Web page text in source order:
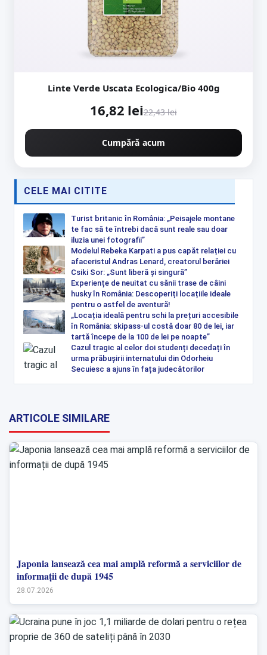
Linte Verde Uscata Ecologica/Bio 400g
16,82 lei22,43 lei
Cumpără acum
CELE MAI CITITE
Turist britanic în România: „Peisajele montane
te fac să te întrebi dacă sunt reale sau doar
iluzia unei fotografii”
Modelul Rebeka Karpati a pus capăt relației cu
afaceristul Andras Lenard, creatorul berăriei
Csiki Sor: „Sunt liberă și singură”
Experiențe de neuitat cu sănii trase de câini
husky în România: Descoperiți locațiile ideale
pentru o astfel de aventură!
„Locația ideală pentru schi la prețuri accesibile
în România: skipass-ul costă doar 80 de lei, iar
tartă începe de la 100 de lei pe noapte”
Cazul tragic al celor doi studenți decedați în
urma prăbușirii internatului din Odorheiu
Secuiesc a ajuns în fața judecătorilor
ARTICOLE SIMILARE
Japonia lansează cea mai amplă reformă a serviciilor de
informații de după 1945
28.07.2026